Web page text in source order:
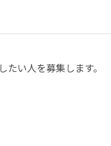
い人を募集します。